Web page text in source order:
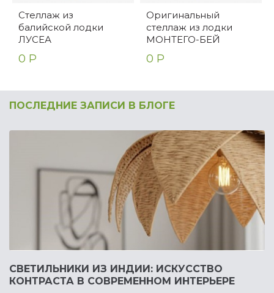
Стеллаж из
балийской лодки
ЛУСЕА
0 Р
Оригинальный
стеллаж из лодки
МОНТЕГО-БЕЙ
0 Р
ПОСЛЕДНИЕ ЗАПИСИ В БЛОГЕ
СВЕТИЛЬНИКИ ИЗ ИНДИИ: ИСКУССТВО
КОНТРАСТА В СОВРЕМЕННОМ ИНТЕРЬЕРЕ